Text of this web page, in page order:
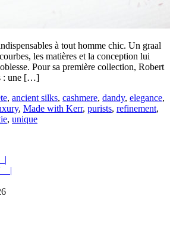
à tout homme chic. Un graal
les matières et la conception lui
Pour sa première collection, Robert
: une […]
, ancient silks, cashmere, dandy, elegance,
, Made with Kerr, purists, refinement,
, unique
|
|